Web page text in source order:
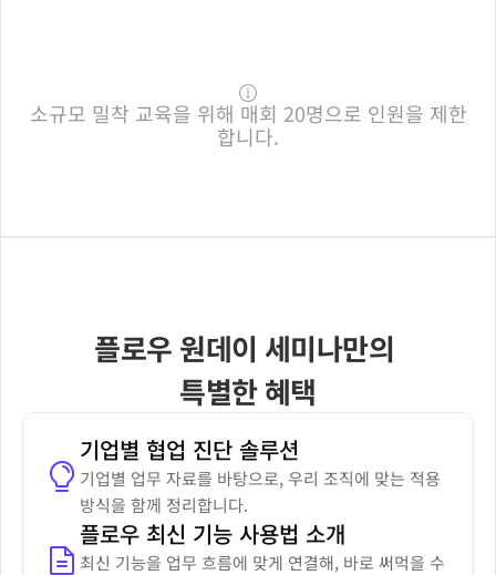
소규모 밀착 교육을 위해 매회 20명으로 인원을 제한
합니다.
플로우 원데이 세미나만의
특별한 혜택
기업별 협업 진단 솔루션
기업별 업무 자료를 바탕으로, 우리 조직에 맞는 적용
방식을 함께 정리합니다.
플로우 최신 기능 사용법 소개
최신 기능을 업무 흐름에 맞게 연결해, 바로 써먹을 수